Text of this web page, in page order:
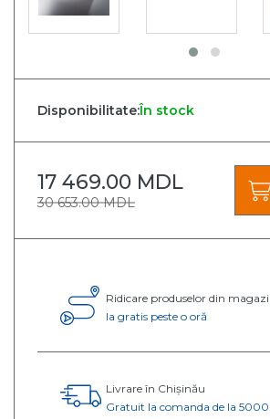
Disponibilitate:În stock
17 469.00 MDL
30 653.00 MDL
Ridicare produselor din
Ia gratis peste o oră
Livrare în Chișinău
Gratuit la comanda de la 5000